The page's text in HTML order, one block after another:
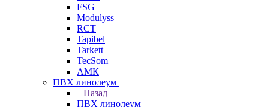
FSG
Modulyss
RCT
Tapibel
Tarkett
TecSom
АМК
ПВХ линолеум
Назад
ПВХ линолеум